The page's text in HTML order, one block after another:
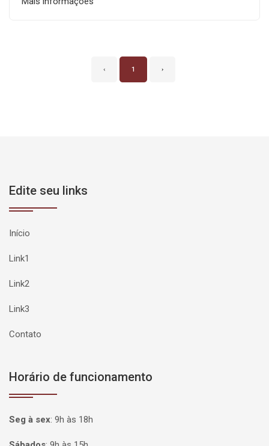
‹ 1 ›
Edite seu links
Início
Link1
Link2
Link3
Contato
Horário de funcionamento
Seg à sex: 9h às 18h